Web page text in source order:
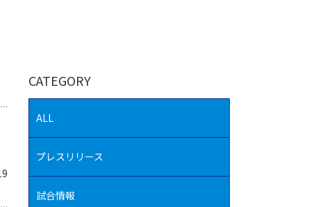
CATEGORY
ALL
プレスリリース
試合情報